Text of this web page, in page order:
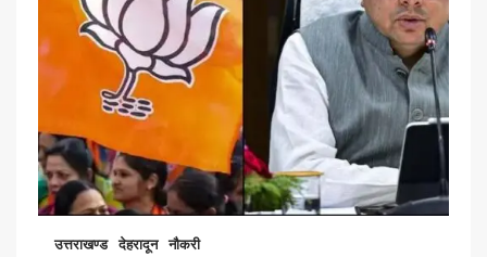
उत्तराखण्ड देहरादून नौकरी